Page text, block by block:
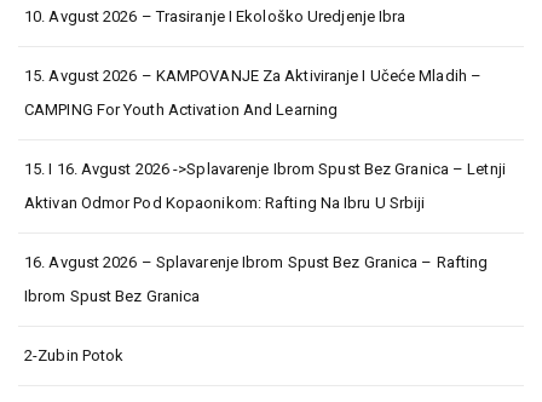
10. Avgust 2026 – Trasiranje I Ekološko Uredjenje Ibra
15. Avgust 2026 – KAMPOVANJE Za Aktiviranje I Učeće Mladih –
CAMPING For Youth Activation And Learning
15. I 16. Avgust 2026 ->Splavarenje Ibrom Spust Bez Granica – Letnji
Aktivan Odmor Pod Kopaonikom: Rafting Na Ibru U Srbiji
16. Avgust 2026 – Splavarenje Ibrom Spust Bez Granica – Rafting
Ibrom Spust Bez Granica
2-Zubin Potok